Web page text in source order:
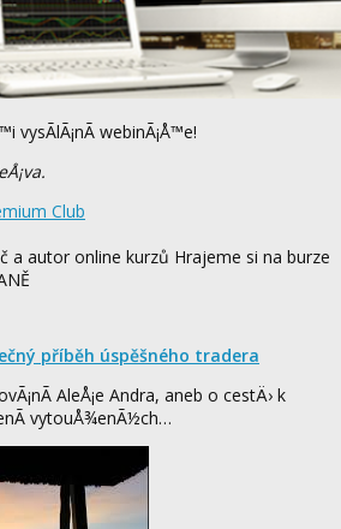
vysÃ­lÃ¡nÃ­ webinÃ¡Å™e!
Club
a autor online kurzů Hrajeme si na burze
příběh úspěšného tradera
AleÅ¡e Andra, aneb o cestÄ› k
vytouÅ¾enÃ½ch…